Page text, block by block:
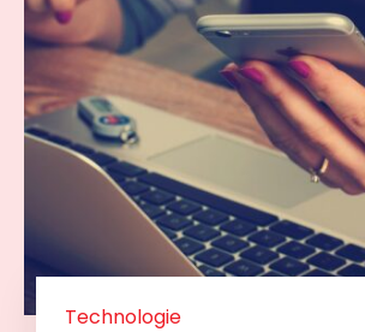
Technologie